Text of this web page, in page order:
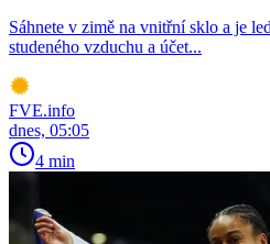
Sáhnete v zimě na vnitřní sklo a je
studeného vzduchu a účet...
FVE.info
dnes, 05:05
4 min